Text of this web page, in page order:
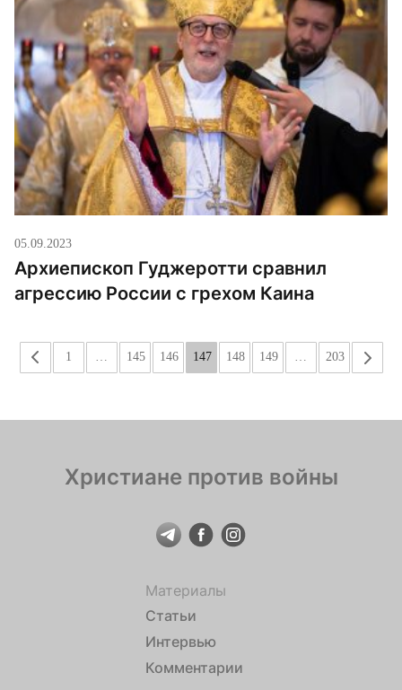
05.09.2023
Архиепископ Гуджеротти сравнил
агрессию России с грехом Каина
« 1 145 146 147 148 149 203 »
Христиане против войны
Материалы
Статьи
Интервью
Комментарии